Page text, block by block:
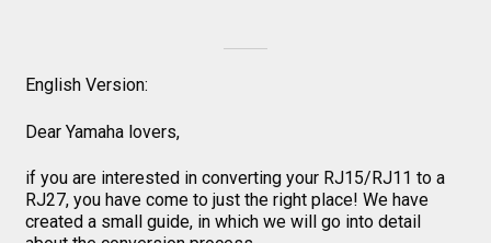
English Version:
Dear Yamaha lovers,
if you are interested in converting your RJ15/RJ11 to a
RJ27, you have come to just the right place! We have
created a small guide, in which we will go into detail